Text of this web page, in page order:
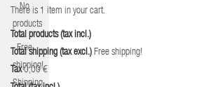
No
products
Free
shipping!
Shipping
There is 1 item in your cart.
Total products (tax incl.)
Total shipping (tax excl.) Free shipping!
Tax 0,00 €